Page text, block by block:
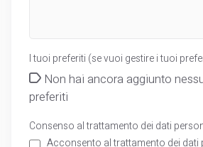
I tuoi preferiti (se vuoi gestire i tuoi
Non hai ancora aggiunto
preferiti
Consenso al trattamento dei dati
Acconsento al trattamento dei